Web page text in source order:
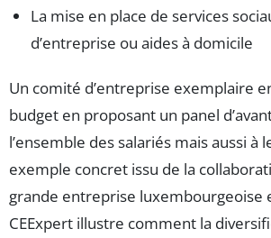
La mise en place de services
d’entreprise ou aides à domicile
Un comité d’entreprise exemplaire
budget en proposant un panel
l’ensemble des salariés mais aussi à
exemple concret issu de la
grande entreprise luxembourgeoise
CEExpert illustre comment la